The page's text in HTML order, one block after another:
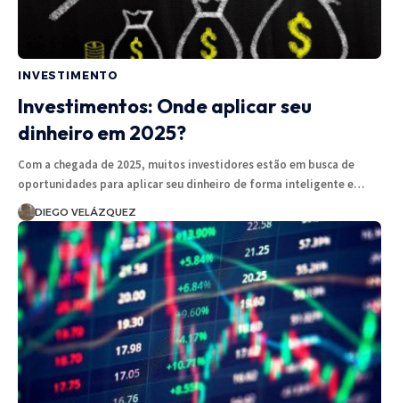
INVESTIMENTO
Investimentos: Onde aplicar seu
dinheiro em 2025?
Com a chegada de 2025, muitos investidores estão em busca de
oportunidades para aplicar seu dinheiro de forma inteligente e…
DIEGO VELÁZQUEZ